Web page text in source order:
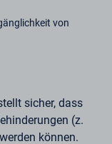
von
sicher, dass
(z.
können.